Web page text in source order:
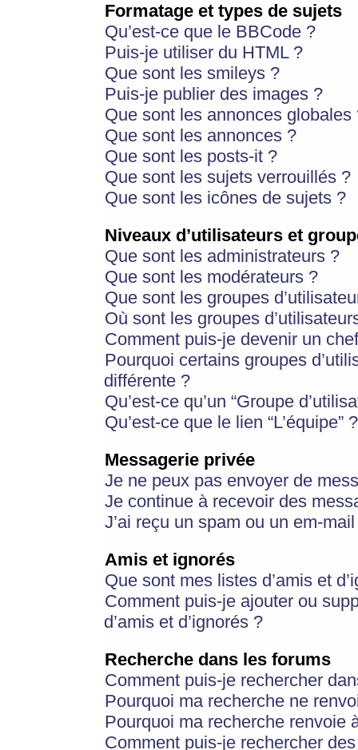
Formatage et types de sujets
Qu’est-ce que le BBCode ?
Puis-je utiliser du HTML ?
Que sont les smileys ?
Puis-je publier des images ?
Que sont les annonces globales
Que sont les annonces ?
Que sont les posts-it ?
Que sont les sujets verrouillés ?
Que sont les icônes de sujets ?
Niveaux d’utilisateurs et
Que sont les administrateurs ?
Que sont les modérateurs ?
Que sont les groupes
Où sont les groupes
Comment puis-je devenir un
Pourquoi certains groupes
différente ?
Qu’est-ce qu’un “Groupe
Qu’est-ce que le lien “L’équipe” ?
Messagerie privée
Je ne peux pas envoyer de
Je continue à recevoir des
J’ai reçu un spam ou un em-
Amis et ignorés
Que sont mes listes d’amis et
Comment puis-je ajouter ou
d’amis et d’ignorés ?
Recherche dans les forums
Comment puis-je rechercher
Pourquoi ma recherche ne
Pourquoi ma recherche renvoie
Comment puis-je rechercher